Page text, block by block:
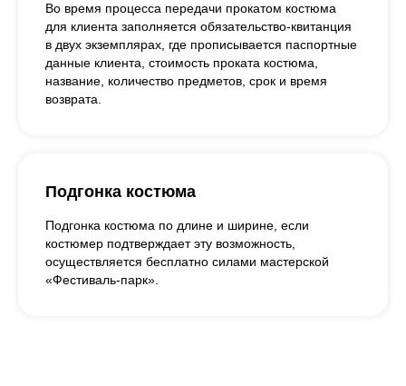
Во время процесса передачи прокатом костюма
для клиента заполняется обязательство-квитанция
в двух экземплярах, где прописывается паспортные
данные клиента, стоимость проката костюма,
название, количество предметов, срок и время
возврата.
Подгонка костюма
Подгонка костюма по длине и ширине, если
костюмер подтверждает эту возможность,
осуществляется бесплатно силами мастерской
«Фестиваль-парк».